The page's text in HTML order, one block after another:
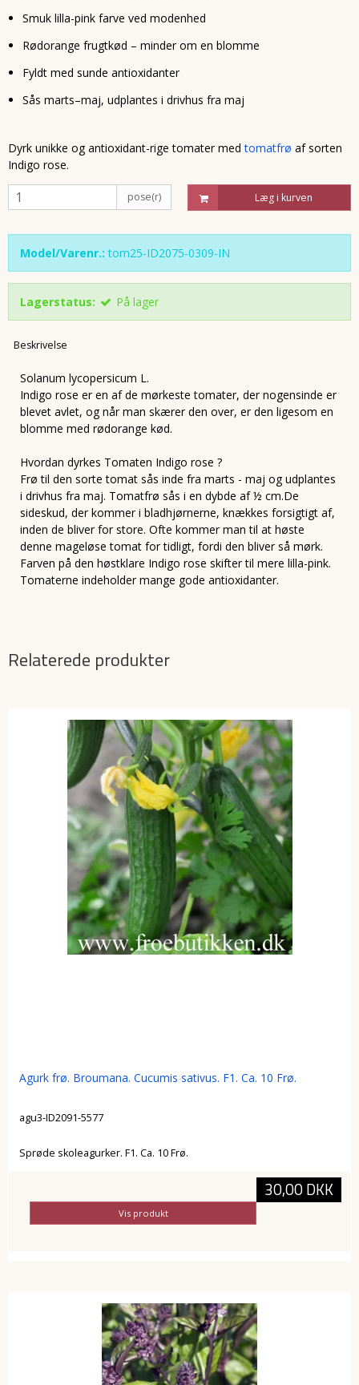
Smuk lilla-pink farve ved modenhed
Rødorange frugtkød – minder om en blomme
Fyldt med sunde antioxidanter
Sås marts–maj, udplantes i drivhus fra maj
Dyrk unikke og antioxidant-rige tomater medtomatfrø af sorten
Indigo rose.
pose(r) Læg i kurven
Model/Varenr.: tom25-ID2075-0309-IN
Lagerstatus: På lager
Beskrivelse
Solanum lycopersicum L.
Indigo rose er en af de mørkeste tomater, der nogensinde er
blevet avlet, og når man skærer den over, er den ligesom en
blomme med rødorange kød.
Hvordan dyrkes Tomaten Indigo rose ?
Frø til den sorte tomat sås inde fra marts - maj og udplantes
i drivhus fra maj. Tomatfrø sås i en dybde af ½ cm.De
sideskud, der kommer i bladhjørnerne, knækkes forsigtigt af,
inden de bliver for store. Ofte kommer man til at høste
denne mageløse tomat for tidligt, fordi den bliver så mørk.
Farven på den høstklare Indigo rose skifter til mere lilla-pink.
Tomaterne indeholder mange gode antioxidanter.
Relaterede produkter
Agurk frø. Broumana. Cucumis sativus. F1. Ca. 10 Frø.
agu3-ID2091-5577
Sprøde skoleagurker. F1. Ca. 10 Frø.
30,00 DKK
Vis produkt